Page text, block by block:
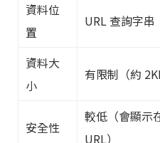
資料位
置
URL 查詢字串
資料大
小
有限制（約
安全性
較低（會顯示
URL）